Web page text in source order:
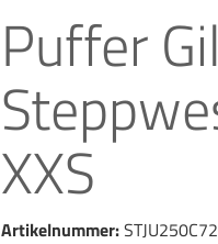
Puffer
XXS
Artikelnummer: